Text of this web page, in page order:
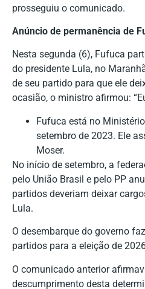
prosseguiu o comunicado.
Anúncio de permanência de
Nesta segunda (6), Fufuca
do presidente Lula, no
de seu partido para que ele
ocasião, o ministro afirmou:
Fufuca está no
setembro de 2023. Ele
Moser.
No início de setembro, a
pelo União Brasil e pelo PP
partidos deveriam deixar
Lula.
O desembarque do governo
partidos para a eleição de
O comunicado anterior
descumprimento desta